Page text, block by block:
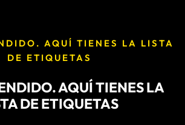
AQUÍ TIENES LA LISTA
DE ETIQUETAS
AQUÍ TIENES LA
DE ETIQUETAS